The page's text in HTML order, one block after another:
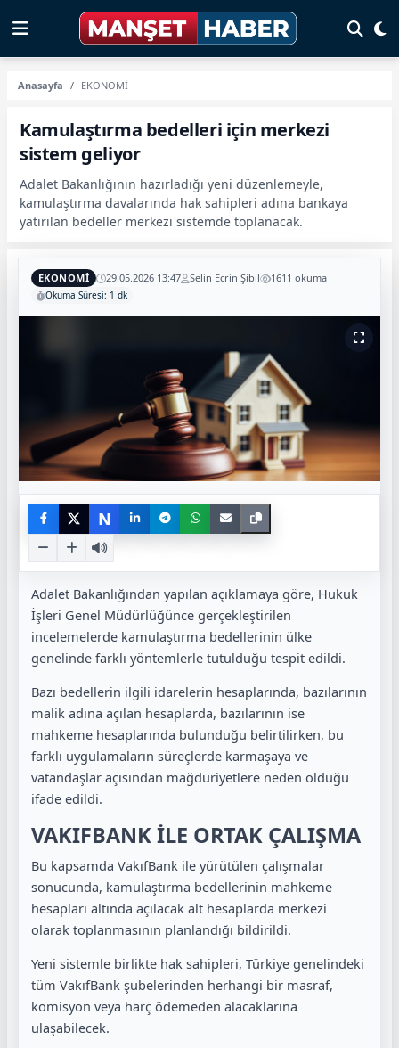
Anasayfa EKONOMİ
Kamulaştırma bedelleri için merkezi
sistem geliyor
Adalet Bakanlığının hazırladığı yeni düzenlemeyle,
kamulaştırma davalarında hak sahipleri adına bankaya
yatırılan bedeller merkezi sistemde toplanacak.
EKONOMİ 29.05.2026 13:47 Selin Ecrin Şibil 1611 okuma
Okuma Süresi: 1 dk
N
Adalet Bakanlığından yapılan açıklamaya göre, Hukuk
İşleri Genel Müdürlüğünce gerçekleştirilen
incelemelerde kamulaştırma bedellerinin ülke
genelinde farklı yöntemlerle tutulduğu tespit edildi.
Bazı bedellerin ilgili idarelerin hesaplarında, bazılarının
malik adına açılan hesaplarda, bazılarının ise
mahkeme hesaplarında bulunduğu belirtilirken, bu
farklı uygulamaların süreçlerde karmaşaya ve
vatandaşlar açısından mağduriyetlere neden olduğu
ifade edildi.
VAKIFBANK İLE ORTAK ÇALIŞMA
Bu kapsamda VakıfBank ile yürütülen çalışmalar
sonucunda, kamulaştırma bedellerinin mahkeme
hesapları altında açılacak alt hesaplarda merkezi
olarak toplanmasının planlandığı bildirildi.
Yeni sistemle birlikte hak sahipleri, Türkiye genelindeki
tüm VakıfBank şubelerinden herhangi bir masraf,
komisyon veya harç ödemeden alacaklarına
ulaşabilecek.